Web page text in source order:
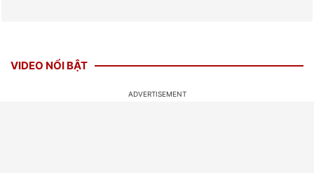
VIDEO NỔI BẬT